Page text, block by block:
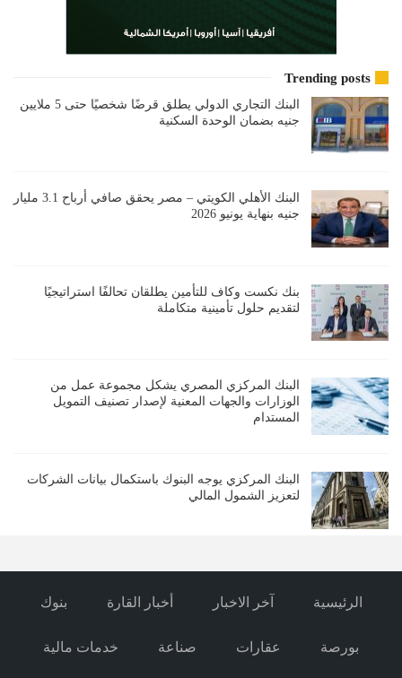
Trending posts
البنك التجاري الدولي يطلق قرضًا شخصيًا حتى 5 ملايين
جنيه بضمان الوحدة السكنية
البنك الأهلي الكويتي – مصر يحقق صافي أرباح 3.1 مليار
جنيه بنهاية يونيو 2026
بنك نكست وكاف للتأمين يطلقان تحالفًا استراتيجيًا
لتقديم حلول تأمينية متكاملة
البنك المركزي المصري يشكل مجموعة عمل من
الوزارات والجهات المعنية لإصدار تصنيف التمويل
المستدام
البنك المركزي يوجه البنوك باستكمال بيانات الشركات
لتعزيز الشمول المالي
الرئيسية آخر الاخبار أخبار القارة بنوك
بورصة عقارات صناعة خدمات مالية